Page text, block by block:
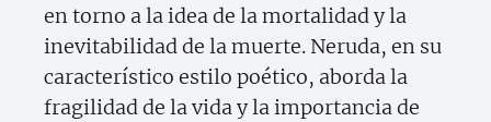
en torno a la idea de la mortalidad y la
inevitabilidad de la muerte. Neruda, en su
característico estilo poético, aborda la
fragilidad de la vida y la importancia de